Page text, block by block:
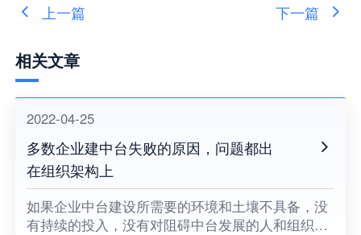
上一篇 下一篇
相关文章
2022-04-25
多数企业建中台失败的原因，问题都出
在组织架构上
如果企业中台建设所需要的环境和土壤不具备，没
有持续的投入，没有对阻碍中台发展的人和组织提